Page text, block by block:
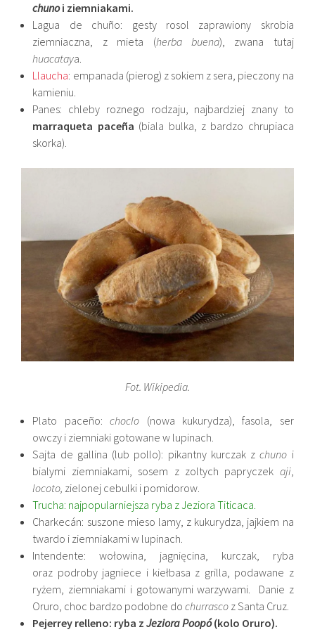
chunoi ziemniakami.
Lagua de chuño: gesty rosol zaprawiony skrobia
ziemniaczna, z mieta (herba buena), zwana tutaj
huacataya.
Llaucha: empanada (pierog) z sokiem z sera, pieczony na
kamieniu.
Panes: chleby roznego rodzaju, najbardziej znany to
marraqueta paceña (biala bulka, z bardzo chrupiaca
skorka).
Fot. Wikipedia.
Plato paceño:choclo (nowa kukurydza), fasola, ser
owczy i ziemniaki gotowane w lupinach.
Sajta de gallina (lub pollo): pikantny kurczak zchuno i
bialymi ziemniakami, sosem z zoltych papryczek aji,
locoto, zielonej cebulki i pomidorow.
Trucha: najpopularniejsza ryba z Jeziora Titicaca.
Charkecán: suszone mieso lamy, z kukurydza, jajkiem na
twardo i ziemniakami w lupinach.
Intendente: wołowina, jagnięcina, kurczak, ryba
oraz podroby jagniece i kiełbasa z grilla, podawane z
ryżem, ziemniakami i gotowanymi warzywami. Danie z
Oruro, choc bardzo podobne dochurrasco z Santa Cruz.
Pejerrey relleno: ryba zJeziora Poopó(kolo Oruro).